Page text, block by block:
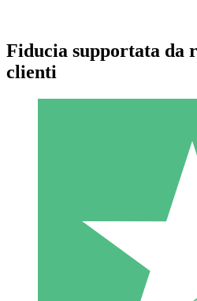
Pacchetti di
Paga a consumo con crediti di
1
Fiducia supportata da
clienti